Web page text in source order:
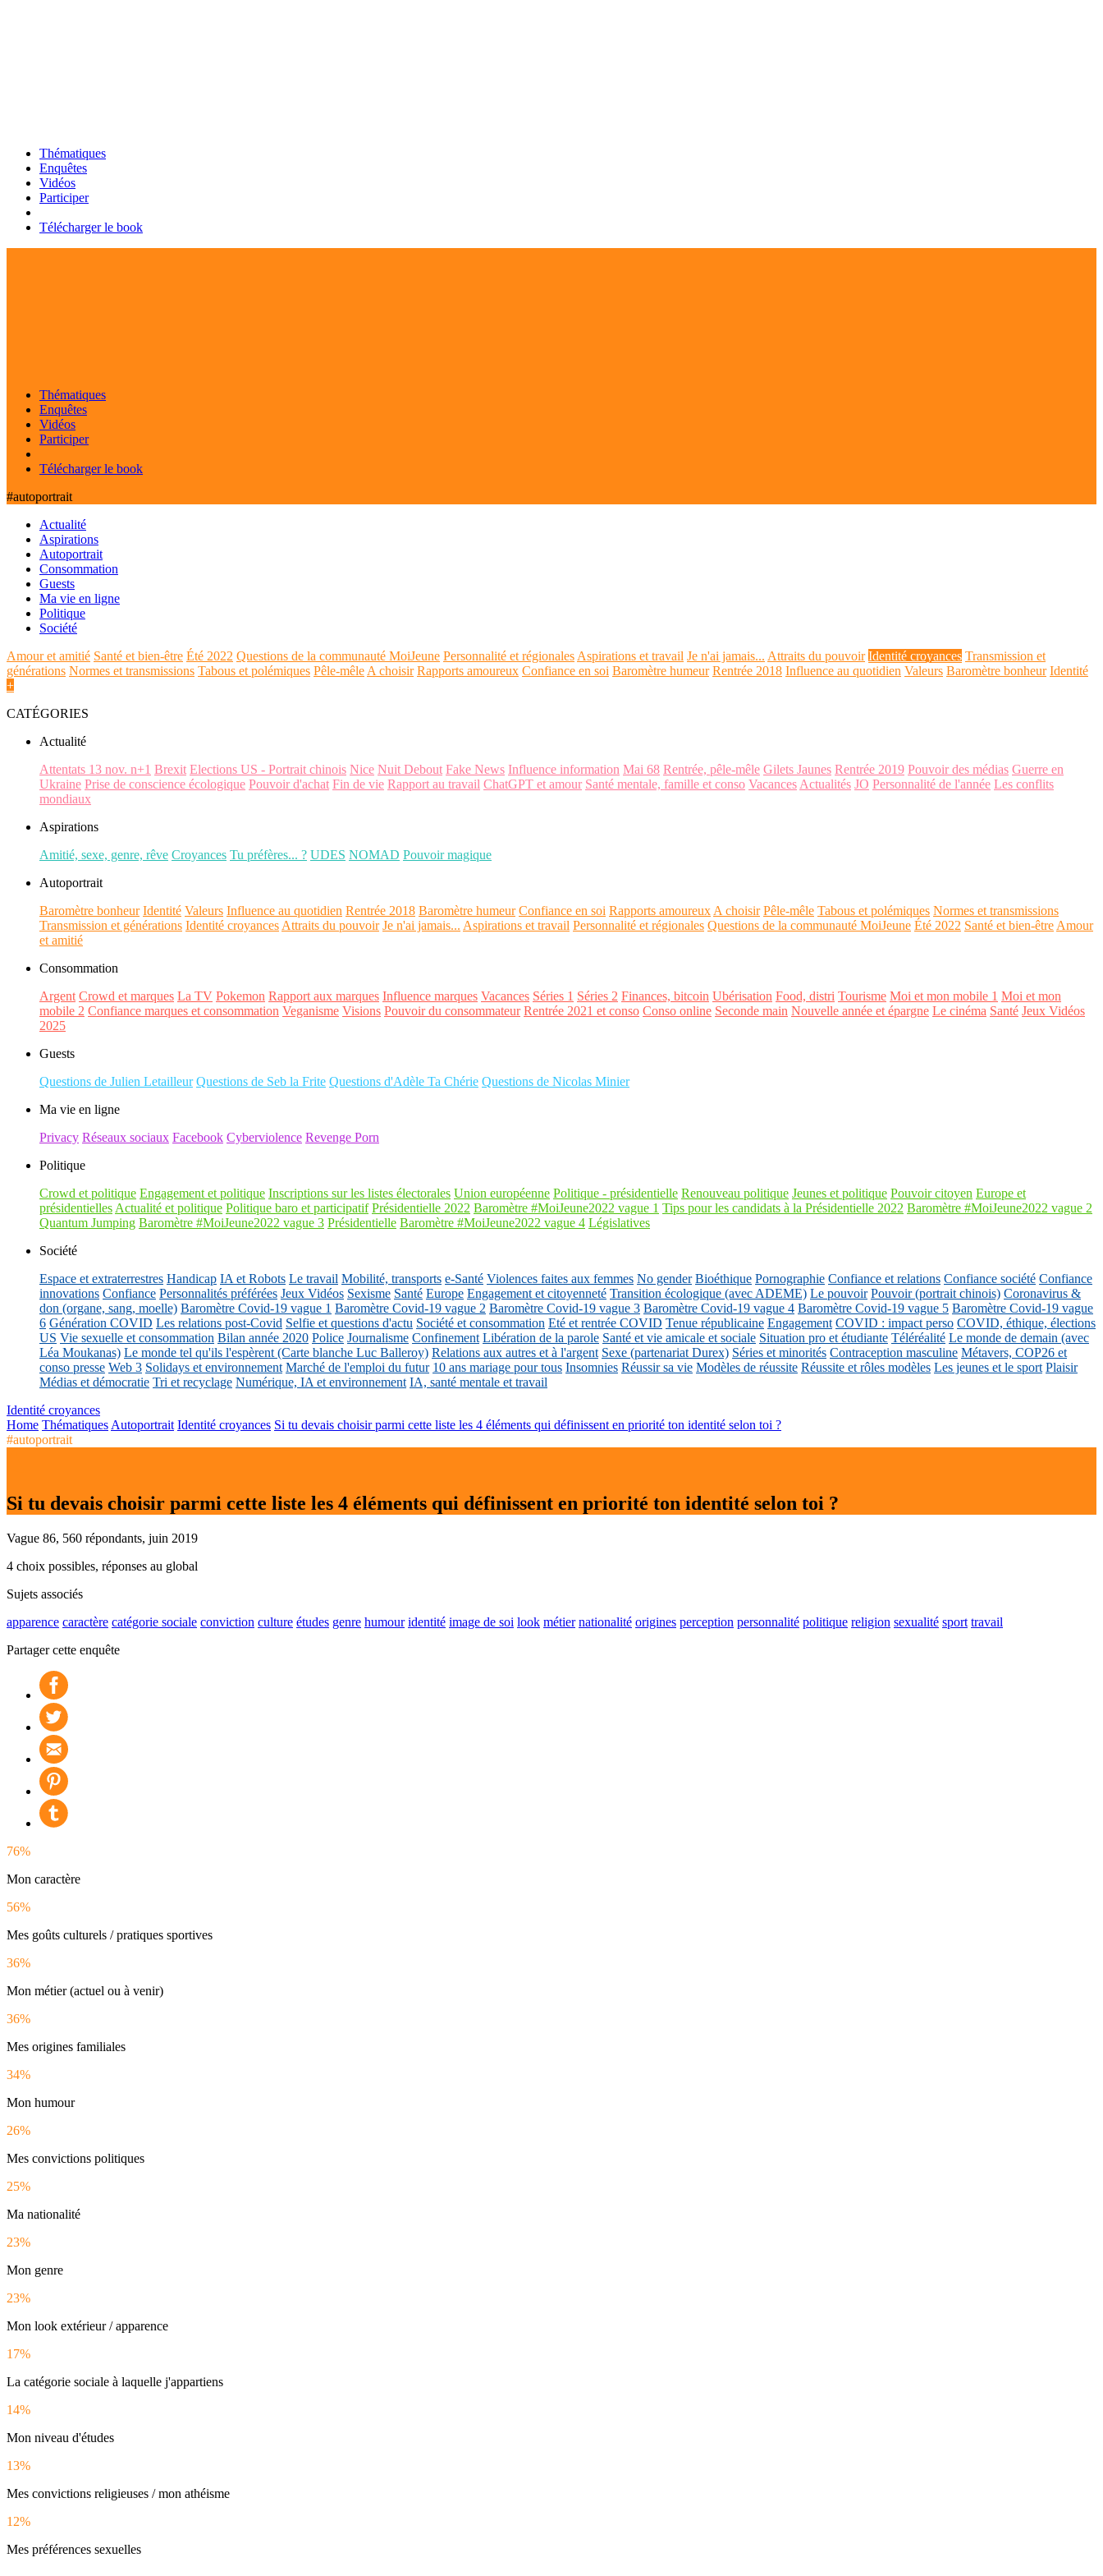
Thématiques
Enquêtes
Vidéos
Participer
Télécharger le book
Thématiques
Enquêtes
Vidéos
Participer
Télécharger le book
#autoportrait
Actualité
Aspirations
Autoportrait
Consommation
Guests
Ma vie en ligne
Politique
Société
Amour et amitié Santé et bien-être Été 2022 Questions de la communauté MoiJeune Personnalité et régionales Aspirations et travail Je n'ai jamais... Attraits du pouvoir Identité croyances Transmission et
générations Normes et transmissions Tabous et polémiques Pêle-mêle A choisir Rapports amoureux Confiance en soi Baromètre humeur Rentrée 2018 Influence au quotidien Valeurs Baromètre bonheur Identité
+
CATÉGORIES
Actualité
Attentats 13 nov. n+1 Brexit Elections US - Portrait chinois Nice Nuit Debout Fake News Influence information Mai 68 Rentrée, pêle-mêle Gilets Jaunes Rentrée 2019 Pouvoir des médias Guerre en
Ukraine Prise de conscience écologique Pouvoir d'achat Fin de vie Rapport au travail ChatGPT et amour Santé mentale, famille et conso Vacances Actualités JO Personnalité de l'année Les conflits
mondiaux
Aspirations
Amitié, sexe, genre, rêve Croyances Tu préfères... ? UDES NOMAD Pouvoir magique
Autoportrait
Baromètre bonheur Identité Valeurs Influence au quotidien Rentrée 2018 Baromètre humeur Confiance en soi Rapports amoureux A choisir Pêle-mêle Tabous et polémiques Normes et transmissions
Transmission et générations Identité croyances Attraits du pouvoir Je n'ai jamais... Aspirations et travail Personnalité et régionales Questions de la communauté MoiJeune Été 2022 Santé et bien-être Amour
et amitié
Consommation
Argent Crowd et marques La TV Pokemon Rapport aux marques Influence marques Vacances Séries 1 Séries 2 Finances, bitcoin Ubérisation Food, distri Tourisme Moi et mon mobile 1 Moi et mon
mobile 2 Confiance marques et consommation Veganisme Visions Pouvoir du consommateur Rentrée 2021 et conso Conso online Seconde main Nouvelle année et épargne Le cinéma Santé Jeux Vidéos
2025
Guests
Questions de Julien Letailleur Questions de Seb la Frite Questions d'Adèle Ta Chérie Questions de Nicolas Minier
Ma vie en ligne
Privacy Réseaux sociaux Facebook Cyberviolence Revenge Porn
Politique
Crowd et politique Engagement et politique Inscriptions sur les listes électorales Union européenne Politique - présidentielle Renouveau politique Jeunes et politique Pouvoir citoyen Europe et
présidentielles Actualité et politique Politique baro et participatif Présidentielle 2022 Baromètre #MoiJeune2022 vague 1 Tips pour les candidats à la Présidentielle 2022 Baromètre #MoiJeune2022 vague 2
Quantum Jumping Baromètre #MoiJeune2022 vague 3 Présidentielle Baromètre #MoiJeune2022 vague 4 Législatives
Société
Espace et extraterrestres Handicap IA et Robots Le travail Mobilité, transports e-Santé Violences faites aux femmes No gender Bioéthique Pornographie Confiance et relations Confiance société Confiance
innovations Confiance Personnalités préférées Jeux Vidéos Sexisme Santé Europe Engagement et citoyenneté Transition écologique (avec ADEME) Le pouvoir Pouvoir (portrait chinois) Coronavirus &
don (organe, sang, moelle) Baromètre Covid-19 vague 1 Baromètre Covid-19 vague 2 Baromètre Covid-19 vague 3 Baromètre Covid-19 vague 4 Baromètre Covid-19 vague 5 Baromètre Covid-19 vague
6 Génération COVID Les relations post-Covid Selfie et questions d'actu Société et consommation Eté et rentrée COVID Tenue républicaine Engagement COVID : impact perso COVID, éthique, élections
US Vie sexuelle et consommation Bilan année 2020 Police Journalisme Confinement Libération de la parole Santé et vie amicale et sociale Situation pro et étudiante Téléréalité Le monde de demain (avec
Léa Moukanas) Le monde tel qu'ils l'espèrent (Carte blanche Luc Balleroy) Relations aux autres et à l'argent Sexe (partenariat Durex) Séries et minorités Contraception masculine Métavers, COP26 et
conso presse Web 3 Solidays et environnement Marché de l'emploi du futur 10 ans mariage pour tous Insomnies Réussir sa vie Modèles de réussite Réussite et rôles modèles Les jeunes et le sport Plaisir
Médias et démocratie Tri et recyclage Numérique, IA et environnement IA, santé mentale et travail
Identité croyances
Home Thématiques Autoportrait Identité croyances Si tu devais choisir parmi cette liste les 4 éléments qui définissent en priorité ton identité selon toi ?
#autoportrait
Si tu devais choisir parmi cette liste les 4 éléments qui définissent en priorité ton identité selon toi ?
Vague 86, 560 répondants, juin 2019
4 choix possibles, réponses au global
Sujets associés
apparence caractère catégorie sociale conviction culture études genre humour identité image de soi look métier nationalité origines perception personnalité politique religion sexualité sport travail
Partager cette enquête
76%
Mon caractère
56%
Mes goûts culturels / pratiques sportives
36%
Mon métier (actuel ou à venir)
36%
Mes origines familiales
34%
Mon humour
26%
Mes convictions politiques
25%
Ma nationalité
23%
Mon genre
23%
Mon look extérieur / apparence
17%
La catégorie sociale à laquelle j'appartiens
14%
Mon niveau d'études
13%
Mes convictions religieuses / mon athéisme
12%
Mes préférences sexuelles